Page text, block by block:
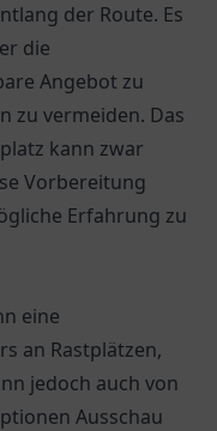
der Route. Es
die
Angebot zu
zu vermeiden. Das
kann zwar
Vorbereitung
Erfahrung zu
eine
an Rastplätzen,
jedoch auch von
Ausschau